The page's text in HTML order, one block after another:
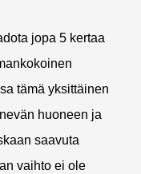
jopa 5 kertaa
tämä yksittäinen
huoneen ja
saavuta
vaihto ei ole